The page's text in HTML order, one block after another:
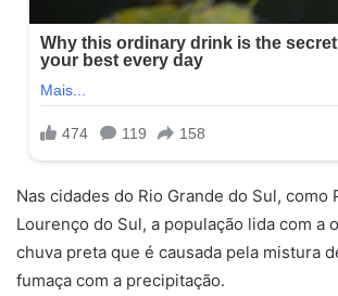
Nas cidades do Rio Grande do Sul, como
Lourenço do Sul, a população lida com a
chuva preta que é causada pela mistura
fumaça com a precipitação.